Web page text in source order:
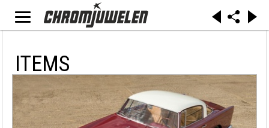
ITEMS